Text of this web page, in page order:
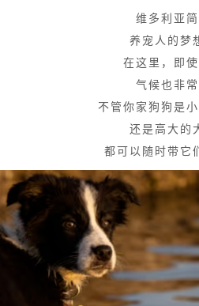
维多利亚
养宠人的梦
在这里，即
气候也非
不管你家狗狗是
还是高大的
都可以随时带它